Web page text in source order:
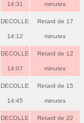
14:31 minutes
DECOLLE
14:12
Retard de 17
minutes
DECOLLE
14:07
Retard de 12
minutes
DECOLLE
14:45
Retard de 15
minutes
DECOLLE Retard de 22